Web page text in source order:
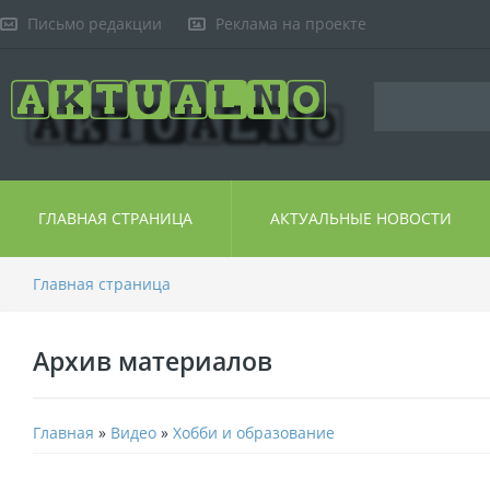
Письмо редакции Реклама на проекте
ГЛАВНАЯ СТРАНИЦА АКТУАЛЬНЫЕ НОВОСТИ
Главная страница
Архив материалов
Главная » Видео » Хобби и образование